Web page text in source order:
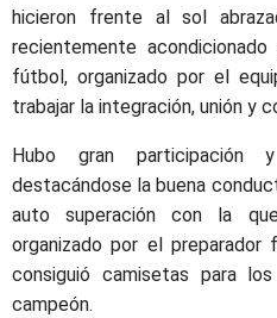
hicieron frente al sol
recientemente
fútbol, organizado por el
trabajar la integración, unión y
Hubo gran participación
destacándose la buena
auto superación con la
organizado por el preparador
consiguió camisetas para
campeón.